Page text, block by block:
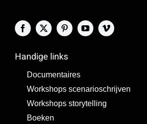
Handige links
Documentaires
Workshops scenarioschrijven
Workshops storytelling
Boeken